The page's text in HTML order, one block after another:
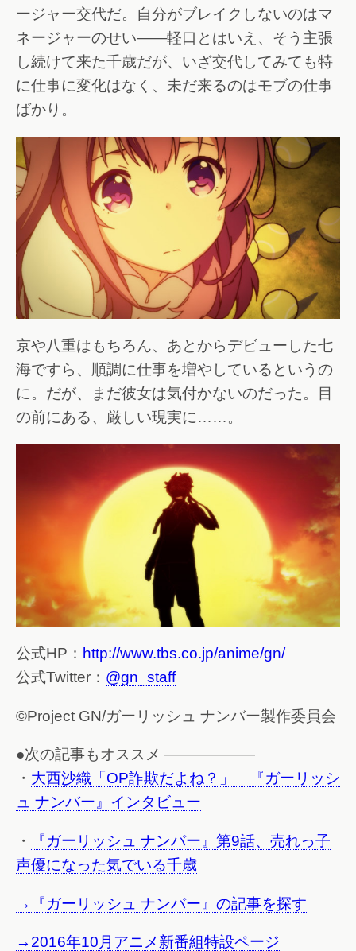
ージャー交代だ。自分がブレイクしないのはマ
ネージャーのせい――軽口とはいえ、そう主張
し続けて来た千歳だが、いざ交代してみても特
に仕事に変化はなく、未だ来るのはモブの仕事
ばかり。
京や八重はもちろん、あとからデビューした七
海ですら、順調に仕事を増やしているというの
に。だが、まだ彼女は気付かないのだった。目
の前にある、厳しい現実に……。
公式HP： http://www.tbs.co.jp/anime/gn/
公式Twitter： @gn_staff
©Project GN/ガーリッシュ ナンバー製作委員会
●次の記事もオススメ ——————
・ 大西沙織「OP詐欺だよね？」 『ガーリッシ
ュ ナンバー』インタビュー
・
『ガーリッシュ ナンバー』第9話、売れっ子
声優になった気でいる千歳
→『ガーリッシュ ナンバー』の記事を探す
→2016年10月アニメ新番組特設ページ